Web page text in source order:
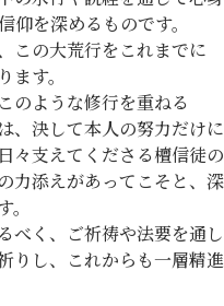
信仰を深める ものです。
この大荒行をこれまでに
す。
このような修行を重ねる
決して本人の努力だけに
日々支えてくださる檀信徒の
力添えがあってこそと、
べく、 ご祈祷や法要を通
りし、 これからも一層精